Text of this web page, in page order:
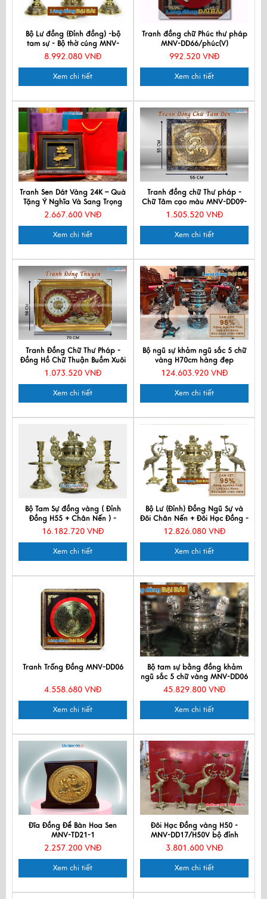
Bộ Lư đồng (Đỉnh đồng) -bộ
tam sự - Bộ thờ cúng MNV-
DD18
8.992.080 VNĐ
Xem chi tiết
Tranh đồng chữ Phúc thư pháp
MNV-DD66/phúc(V)
992.520 VNĐ
Xem chi tiết
Tranh Sen Dát Vàng 24K – Quà
Tặng Ý Nghĩa Và Sang Trọng
MNVHD04.2
2.667.600 VNĐ
Xem chi tiết
Tranh đồng chữ Thư pháp -
Chữ Tâm cạo màu MNV-DD09-
2
1.505.520 VNĐ
Xem chi tiết
Tranh Đồng Chữ Thư Pháp -
Đồng Hồ Chữ Thuận Buồm Xuôi
Gió MNV-DD012-2
1.073.520 VNĐ
Xem chi tiết
Bộ ngũ sự khảm ngũ sắc 5 chữ
vàng H70cm hàng đẹp
DDNS18-70
124.603.920 VNĐ
Xem chi tiết
Bộ Tam Sự đồng vàng ( Đỉnh
Đồng H55 + Chân Nến ) -
MNV-DD18/55V
16.182.720 VNĐ
Xem chi tiết
Bộ Lư (Đỉnh) Đồng Ngũ Sự và
Đôi Chân Nến + Đôi Hạc Đồng -
Bộ thờ cúng MNV-DD20
12.826.080 VNĐ
Xem chi tiết
Tranh Trống Đồng MNV-DD06
4.558.680 VNĐ
Xem chi tiết
Bộ tam sự bằng đồng khảm
ngũ sắc 5 chữ vàng MNV-DD06
45.829.800 VNĐ
Xem chi tiết
Đĩa Đồng Để Bàn Hoa Sen
MNV-TD21-1
2.257.200 VNĐ
Xem chi tiết
Đôi Hạc Đồng vàng H50 -
MNV-DD17/H50V bộ đỉnh
H45cm
3.801.600 VNĐ
Xem chi tiết